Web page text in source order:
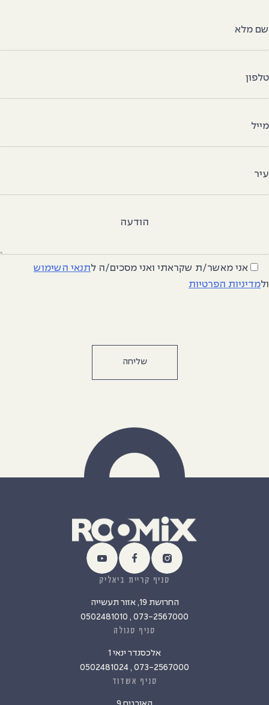
שם מלא
טלפון
מייל
עיר
הודעה
אני מאשר/ת שקראתי ואני מסכים/ה לתנאי השימוש
ולמדיניות הפרטיות
סניף קריית ביאליק
החרושת 19, אזור תעשייה
073-2567000 , 0502481010
סניף סגולה
אלכסנדר ינאי 1
073-2567000 , 0502481024
סניף אשדוד